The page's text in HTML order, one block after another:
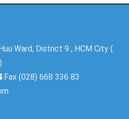
Ward, District 9 , HCM City (
Fax (028) 668 336 83